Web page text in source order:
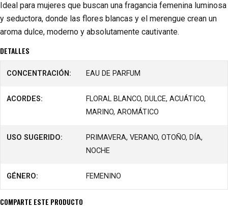
Ideal para mujeres que buscan una fragancia femenina luminosa
y seductora, donde las flores blancas y el merengue crean un
aroma dulce, moderno y absolutamente cautivante.
DETALLES
CONCENTRACIÓN: EAU DE PARFUM
ACORDES:
FLORAL BLANCO, DULCE, ACUÁTICO,
MARINO, AROMÁTICO
USO SUGERIDO:
PRIMAVERA, VERANO, OTOÑO, DÍA,
NOCHE
GÉNERO: FEMENINO
COMPARTE ESTE PRODUCTO